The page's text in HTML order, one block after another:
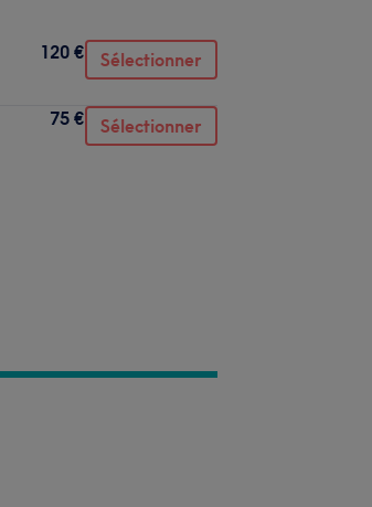
120 € Sélectionner
75 € Sélectionner